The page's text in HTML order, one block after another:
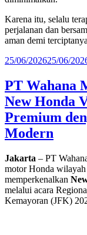
Karena itu, selalu
perjalanan dan
aman demi
Posted
25/06/202625/06/
PT Wahana
New Honda
Premium
Modern
Jakarta – PT
motor Honda wilayah
memperkenalkan
melalui acara
Kemayoran (JFK)